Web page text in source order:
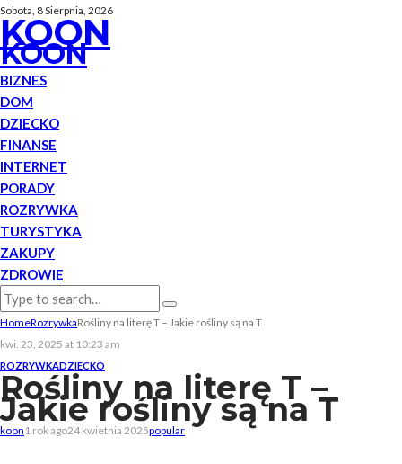
Sobota, 8 Sierpnia, 2026
KOON
KOON
BIZNES
DOM
DZIECKO
FINANSE
INTERNET
PORADY
ROZRYWKA
TURYSTYKA
ZAKUPY
ZDROWIE
HomeRozrywkaRośliny na literę T – Jakie rośliny są na T
kwi. 23, 2025 at 10:23 am
ROZRYWKADZIECKO
Rośliny na literę T –
Jakie rośliny są na T
koon 1 rok ago24 kwietnia 2025popular